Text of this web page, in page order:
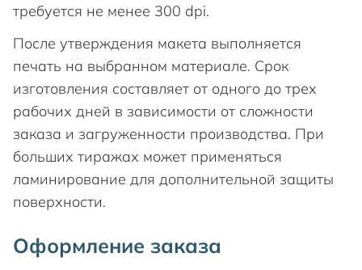
требуется не менее 300 dpi.
После утверждения макета выполняется
печать на выбранном материале. Срок
изготовления составляет от одного до трех
рабочих дней в зависимости от сложности
заказа и загруженности производства. При
больших тиражах может применяться
ламинирование для дополнительной защиты
поверхности.
Оформление заказа